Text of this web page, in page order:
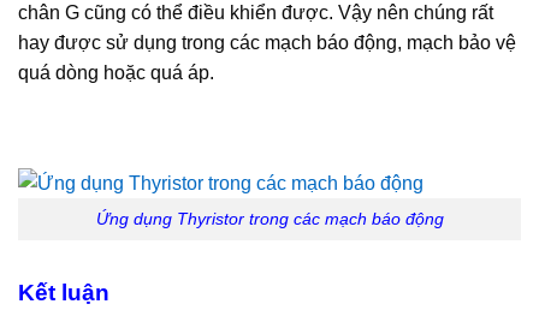
chân G cũng có thể điều khiển được. Vậy nên chúng rất
hay được sử dụng trong các mạch báo động, mạch bảo vệ
quá dòng hoặc quá áp.
Ứng dụng Thyristor trong các mạch báo động
Kết luận